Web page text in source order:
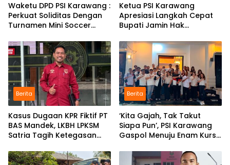
Waketu DPD PSI Karawang :
Perkuat Soliditas Dengan
Turnamen Mini Soccer
Ketua PSI Karawang
Apresiasi Langkah Cepat
Bupati Jamin Hak
Berita
Kasus Dugaan KPR Fiktif PT
BAS Mandek, LKBH LPKSM
Satria Tagih Ketegasan
Berita
‘Kita Gajah, Tak Takut
Siapa Pun’, PSI Karawang
Gaspol Menuju Enam Kursi